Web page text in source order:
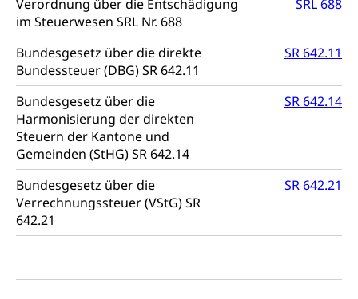
Verordnung über die Entschädigung
im Steuerwesen SRL Nr. 688
SRL 688
Bundesgesetz über die direkte
Bundessteuer (DBG) SR 642.11
SR 642.11
Bundesgesetz über die
Harmonisierung der direkten
Steuern der Kantone und
Gemeinden (StHG) SR 642.14
SR 642.14
Bundesgesetz über die
Verrechnungssteuer (VStG) SR
642.21
SR 642.21
Unfallversicherung, Berufsunfallversicherung,
Krankheit, Unfall, Prämienverbilligung,
Krankenkasse
Krankenversicherung (WAS Luzern)
Prämienverbilligung (WAS Luzern)
Obligatorische Krankenversicherung (WAS
Luzern)
Kranken- und Unfallversicherung
Lebensmittelsicherheit
sichere Lebensmittel, Lebensmittelkontrolle,
Lebensmittelhygiene, Produktesicherheit
Trinkwasser
Lebensmittel
Prävention
Gesundheitsvorsorge, Wellness, Unfallverhütung,
Suchtprävention, Alkoholprävention,
Tabakprävention, Primärprävention,
Sekundärprävention, Tertiärprävention